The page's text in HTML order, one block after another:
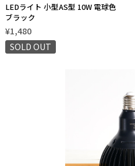
LEDライト 小型AS型 10W 電球色
ブラック
¥1,480
SOLD OUT